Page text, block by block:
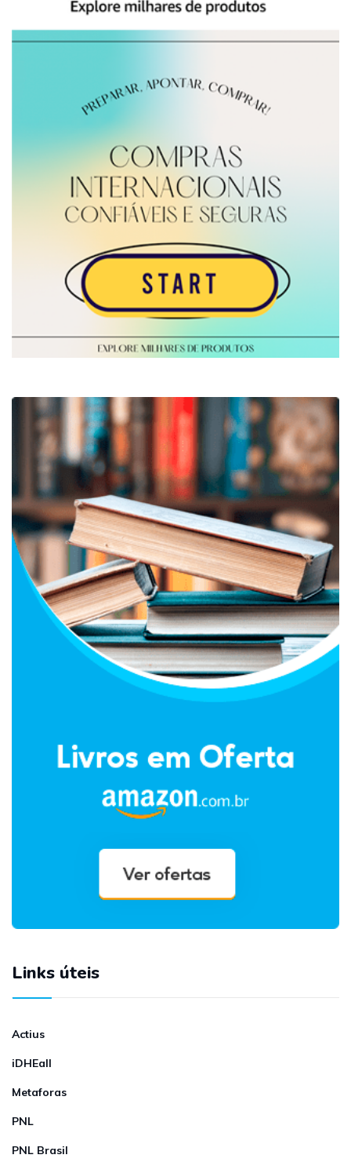
Links úteis
Actius
iDHEall
Metaforas
PNL
PNL Brasil